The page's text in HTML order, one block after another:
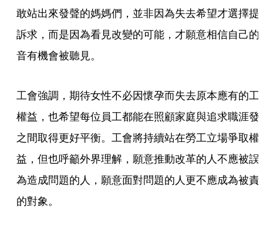
敢站出來發聲的媽媽們，並非因為失去希望才選擇提
訴求，而是因為看見改變的可能，才願意相信自己的
音有機會被聽見。
工會強調，期待女性不必因懷孕而失去原本應有的工
權益，也希望每位員工都能在照顧家庭與追求職涯發
之間取得更好平衡。工會將持續站在勞工立場爭取權
益，但也呼籲外界理解，願意推動改革的人不應被誤
為造成問題的人，願意面對問題的人更不應成為被責
的對象。